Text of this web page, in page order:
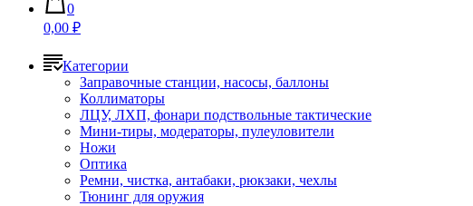
0
0,00 ₽
Категории
Заправочные станции, насосы, баллоны
Коллиматоры
ЛЦУ, ЛХП, фонари подствольные тактические
Мини-тиры, модераторы, пулеуловители
Ножи
Оптика
Ремни, чистка, антабаки, рюкзаки, чехлы
Тюнинг для оружия